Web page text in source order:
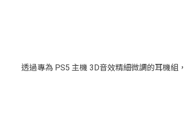
透過專為 PS5 主機 3D音效精細微調的耳機組